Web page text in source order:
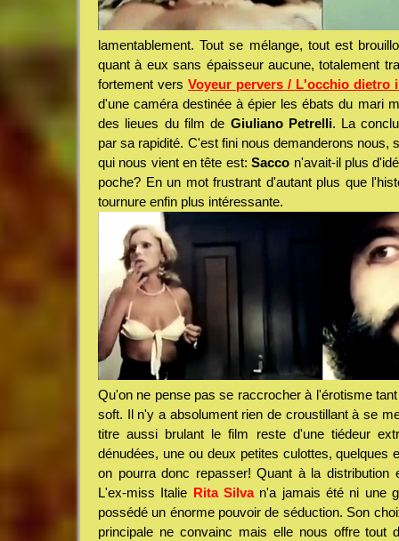
lamentablement. Tout se mélange, tout est
quant à eux sans épaisseur aucune, totalement
fortement vers Voyeur pervers / L'occhio dietro
d'une caméra destinée à épier les ébats du mari
des lieues du film de Giuliano Petrelli. La
par sa rapidité. C'est fini nous demanderons nous,
qui nous vient en tête est:Sacco n'avait-il plus
poche? En un mot frustrant d'autant plus que
tournure enfin plus intéressante.
Qu'on ne pense pas se raccrocher à l'érotisme
soft. Il n'y a absolument rien de croustillant à se
titre aussi brulant le film reste d'une tiédeur
dénudées, une ou deux petites culottes, quelques
on pourra donc repasser! Quant à la distribution
L'ex-miss Italie Rita Silvan'a jamais été ni une
possédé un énorme pouvoir de séduction. Son
principale ne convainc mais elle nous offre tout